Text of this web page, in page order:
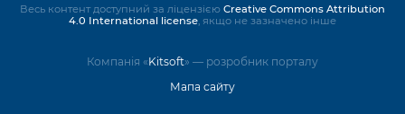
Компанія «Kitsoft» — розробник порталу
Мапа сайту
Весь контент доступний за ліцензією Creative Commons Attribution
4.0 International license, якщо не зазначено інше